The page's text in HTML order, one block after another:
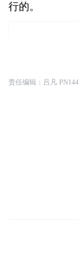
行的。
责任编辑：吕凡 PN144